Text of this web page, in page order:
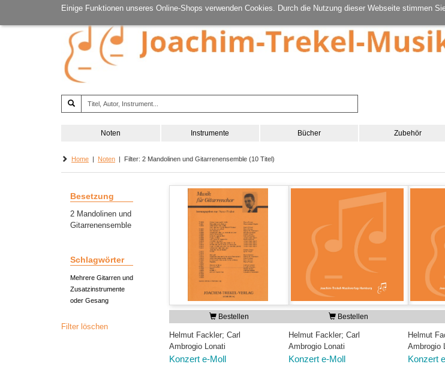
Einige Funktionen unseres Online-Shops verwenden Cookies. Durch die Nutzung dieser Webseite stimmen
Noten Instrumente Bücher Zubehör
Home | Noten | Filter: 2 Mandolinen und Gitarrenensemble (10 Titel)
Besetzung
2 Mandolinen und
Gitarrenensemble
Schlagwörter
Mehrere Gitarren und
Zusatzinstrumente
oder Gesang
Filter löschen
Bestellen
Helmut Fackler; Carl
Ambrogio Lonati
Konzert e-Moll
Bestellen
Helmut Fackler; Carl
Ambrogio Lonati
Konzert e-Moll
Helmut
Ambrogio
Konzert